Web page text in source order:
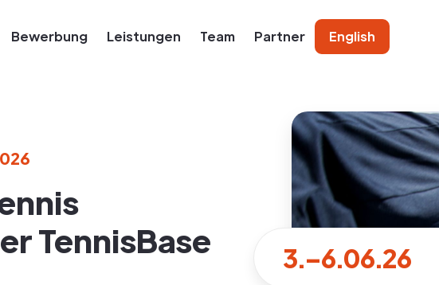
Bewerbung Leistungen Team Partner English
TennisBase
3.–6.06.26